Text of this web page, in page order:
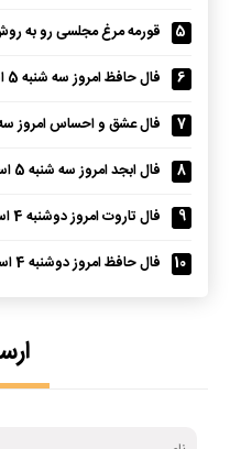
5
قورمه مرغ مجلسی رو به
6
فال حافظ امروز سه شنبه 5 اسفند 1404
7
فال عشق و احساس امروز سه شنبه 5
8
فال ابجد امروز سه شنبه 5 اسفند 1404؛ رمز آرامش
9
فال تاروت امروز دوشنبه 4 اسفند 1404؛ انرژی های مثبت اسفند
10
فال حافظ امروز دوشنبه 4 اسفند 1404 + تفسیر